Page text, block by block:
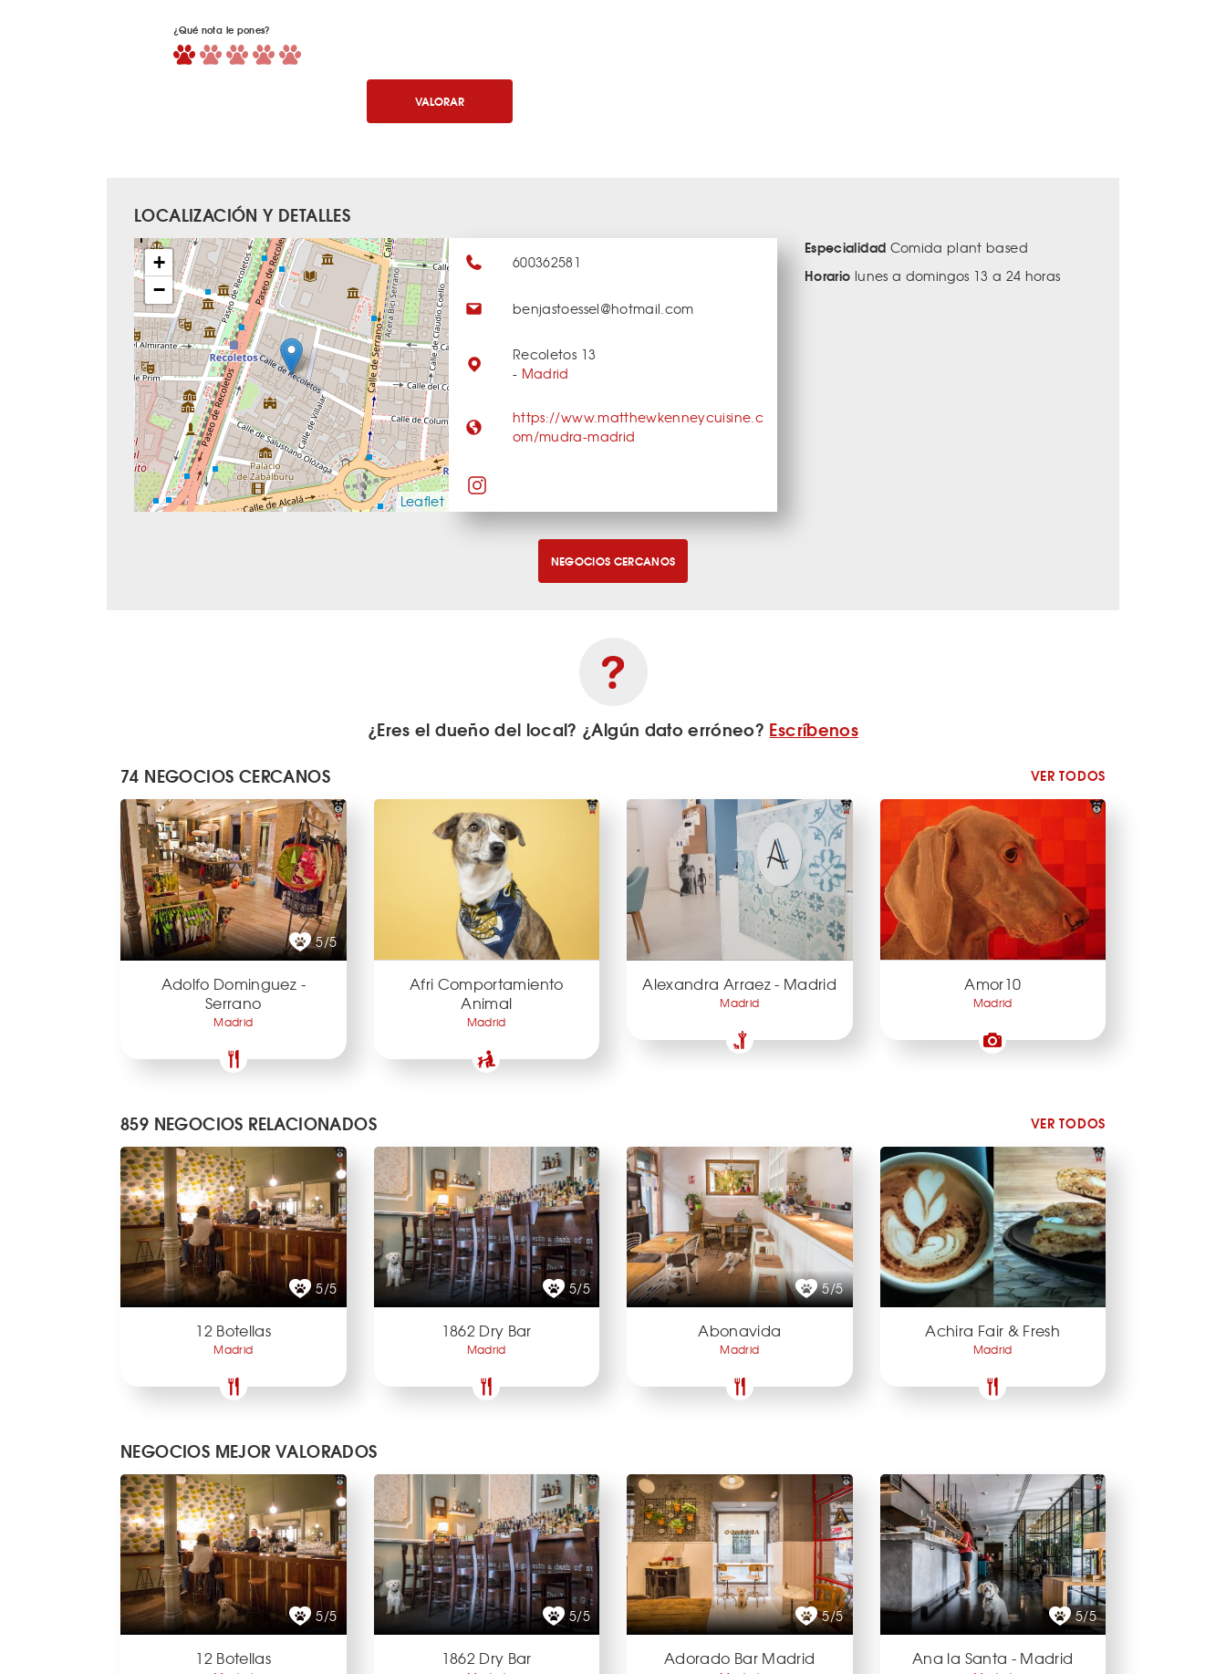
¿Qué nota le pones?
VALORAR
LOCALIZACIÓN Y DETALLES
+
−
Leaflet
600362581
benjastoessel@hotmail.com
Recoletos 13
- Madrid
https://www.matthewkenneycuisine.c
om/mudra-madrid
Especialidad Comida plant based
Horario lunes a domingos 13 a 24 horas
NEGOCIOS CERCANOS
¿Eres el dueño del local? ¿Algún dato erróneo? Escríbenos
74 NEGOCIOS CERCANOS
VER TODOS
5/5
Adolfo Dominguez -
Serrano
Madrid
Afri Comportamiento
Animal
Madrid
Alexandra Arraez - Madrid
Madrid
Amor10
Madrid
859 NEGOCIOS RELACIONADOS VER TODOS
5/5
12 Botellas
Madrid
5/5
1862 Dry Bar
Madrid
5/5
Abonavida
Madrid
Achira Fair & Fresh
Madrid
NEGOCIOS MEJOR VALORADOS
5/5
12 Botellas
5/5
1862 Dry Bar
5/5
Adorado Bar Madrid
5/5
Ana la Santa - Madrid